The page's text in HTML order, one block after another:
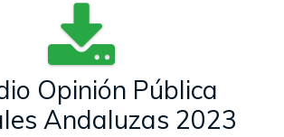
Opinión Pública
Andaluzas 2023